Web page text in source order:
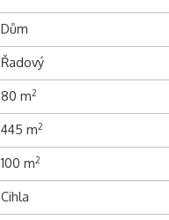
Dům
Řadový
80 m2
445 m2
100 m2
Cihla